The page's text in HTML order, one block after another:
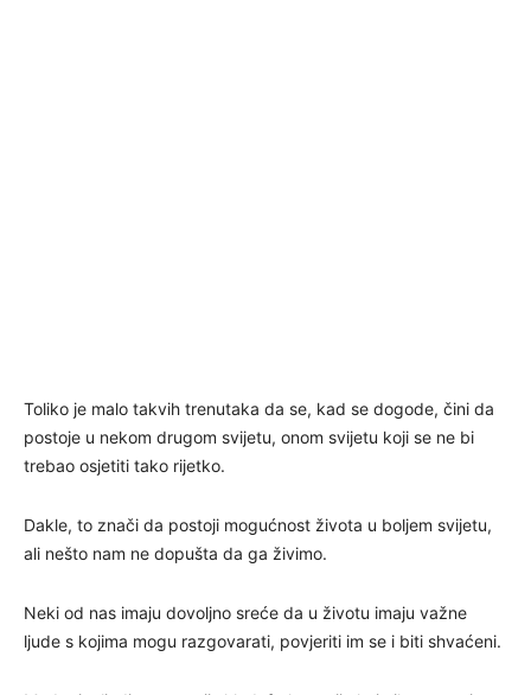
Toliko je malo takvih trenutaka da se, kad se dogode, čini da
postoje u nekom drugom svijetu, onom svijetu koji se ne bi
trebao osjetiti tako rijetko.
Dakle, to znači da postoji mogućnost života u boljem svijetu,
ali nešto nam ne dopušta da ga živimo.
Neki od nas imaju dovoljno sreće da u životu imaju važne
ljude s kojima mogu razgovarati, povjeriti im se i biti shvaćeni.